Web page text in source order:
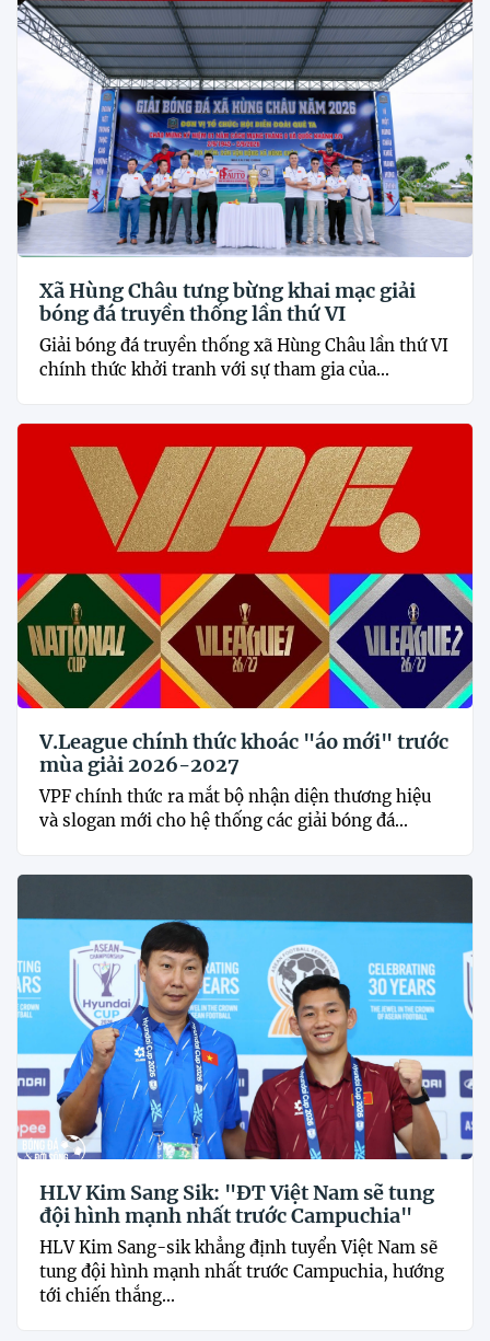
Xã Hùng Châu tưng bừng khai mạc giải
bóng đá truyền thống lần thứ VI
Giải bóng đá truyền thống xã Hùng Châu lần thứ VI
chính thức khởi tranh với sự tham gia của...
V.League chính thức khoác "áo mới" trước
mùa giải 2026-2027
VPF chính thức ra mắt bộ nhận diện thương hiệu
và slogan mới cho hệ thống các giải bóng đá...
HLV Kim Sang Sik: "ĐT Việt Nam sẽ tung
đội hình mạnh nhất trước Campuchia"
HLV Kim Sang-sik khẳng định tuyển Việt Nam sẽ
tung đội hình mạnh nhất trước Campuchia, hướng
tới chiến thắng...